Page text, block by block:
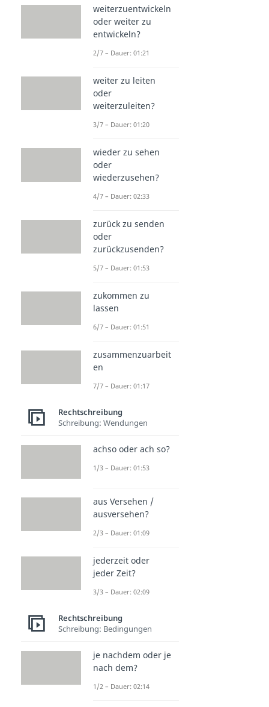
weiterzuentwickeln
oder weiter zu
entwickeln?
2/7 – Dauer: 01:21
weiter zu leiten
oder
weiterzuleiten?
3/7 – Dauer: 01:20
wieder zu sehen
oder
wiederzusehen?
4/7 – Dauer: 02:33
zurück zu senden
oder
zurückzusenden?
5/7 – Dauer: 01:53
zukommen zu
lassen
6/7 – Dauer: 01:51
zusammenzuarbeit
en
7/7 – Dauer: 01:17
Rechtschreibung
Schreibung: Wendungen
achso oder ach so?
1/3 – Dauer: 01:53
aus Versehen /
ausversehen?
2/3 – Dauer: 01:09
jederzeit oder
jeder Zeit?
3/3 – Dauer: 02:09
Rechtschreibung
Schreibung: Bedingungen
je nachdem oder je
nach dem?
1/2 – Dauer: 02:14